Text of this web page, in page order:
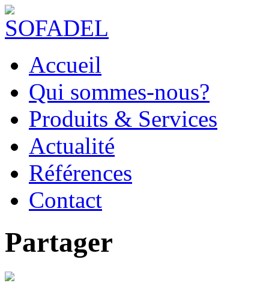
Accueil
Qui sommes-nous?
Produits & Services
Actualité
Références
Contact
Partager